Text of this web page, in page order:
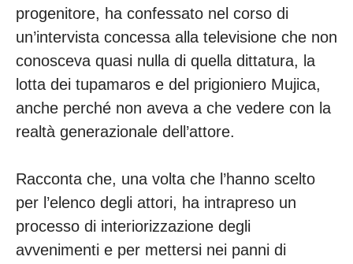
progenitore, ha confessato nel corso di
un’intervista concessa alla televisione che non
conosceva quasi nulla di quella dittatura, la
lotta dei tupamaros e del prigioniero Mujica,
anche perché non aveva a che vedere con la
realtà generazionale dell’attore.
Racconta che, una volta che l’hanno scelto
per l’elenco degli attori, ha intrapreso un
processo di interiorizzazione degli
avvenimenti e per mettersi nei panni di